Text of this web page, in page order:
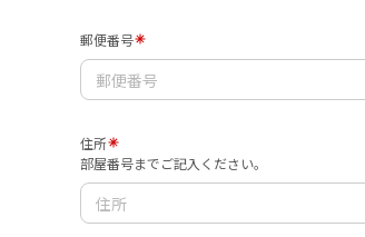
郵便番号
住所
部屋番号までご記入ください。